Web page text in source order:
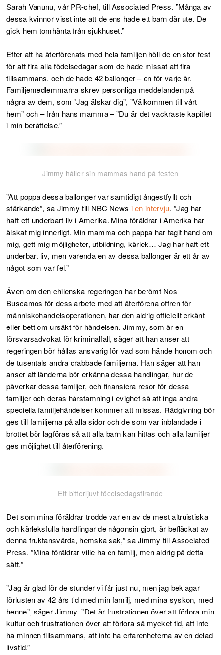
Sarah Vanunu, vår PR-chef, till Associated Press. ”Många av
dessa kvinnor visst inte att de ens hade ett barn där ute. De
gick hem tomhänta från sjukhuset.”
Efter att ha återförenats med hela familjen höll de en stor fest
för att fira alla födelsedagar som de hade missat att fira
tillsammans, och de hade 42 ballonger – en för varje år.
Familjemedlemmarna skrev personliga meddelanden på
några av dem, som ”Jag älskar dig”, ”Välkommen till vårt
hem” och – från hans mamma – ”Du är det vackraste kapitlet
i min berättelse.”
Jimmy håller sin mammas hand på festen
”Att poppa dessa ballonger var samtidigt ångestfyllt och
stärkande”, sa Jimmy till NBC News i en intervju. ”Jag har
haft ett underbart liv i Amerika. Mina föräldrar i Amerika har
älskat mig innerligt. Min mamma och pappa har tagit hand om
mig, gett mig möjligheter, utbildning, kärlek… Jag har haft ett
underbart liv, men varenda en av dessa ballonger är ett år av
något som var fel.”
Även om den chilenska regeringen har berömt Nos
Buscamos för dess arbete med att återförena offren för
människohandelsoperationen, har den aldrig officiellt erkänt
eller bett om ursäkt för händelsen. Jimmy, som är en
försvarsadvokat för kriminalfall, säger att han anser att
regeringen bör hållas ansvarig för vad som hände honom och
de tusentals andra drabbade familjerna. Han säger att han
anser att länderna bör erkänna dessa handlingar, hur de
påverkar dessa familjer, och finansiera resor för dessa
familjer och deras härstamning i evighet så att inga andra
speciella familjehändelser kommer att missas. Rådgivning bör
ges till familjerna på alla sidor och de som var inblandade i
brottet bör lagföras så att alla barn kan hittas och alla familjer
ges möjlighet till återförening.
Ett bitterljuvt födelsedagsfirande
Det som mina föräldrar trodde var en av de mest altruistiska
och kärleksfulla handlingar de någonsin gjort, är befläckat av
denna fruktansvärda, hemska sak,” sa Jimmy till Associated
Press. ”Mina föräldrar ville ha en familj, men aldrig på detta
sätt.”
”Jag är glad för de stunder vi får just nu, men jag beklagar
förlusten av 42 års tid med min familj, med mina syskon, med
henne”, säger Jimmy. ”Det är frustrationen över att förlora min
kultur och frustrationen över att förlora så mycket tid, att inte
ha minnen tillsammans, att inte ha erfarenheterna av en delad
livstid.”